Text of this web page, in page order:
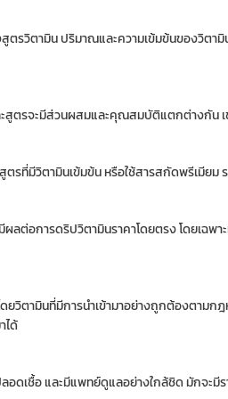
รวิตามิน ปริมาณและความเข้มข้นของวิต
ตรจะมีส่วนผสมและคุณสมบัติแตกต่างกัน
ที่มีวิตามินเข้มข้น หรือใช้สารสกัดพรีเมียม
ต่อการดริปวิตามินราคาโดยตรง โดยเฉพา
ามินที่มีการนำเข้ามาอย่างถูกต้องตามกฎ
ได้
ชื้อ และมีแพทย์ดูแลอย่างใกล้ชิด มักจะมี